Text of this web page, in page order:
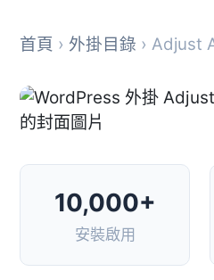
首頁 › 外掛目錄 › Adjust
10,000+
安裝啟用